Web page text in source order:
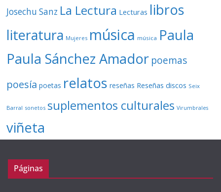
Josechu Sanz La Lectura Lecturas libros
literatura Mujeres música música Paula
Paula Sánchez Amador poemas
poesía poetas relatos reseñas Reseñas discos Seix
Barral sonetos suplementos culturales Virumbrales
viñeta
Páginas